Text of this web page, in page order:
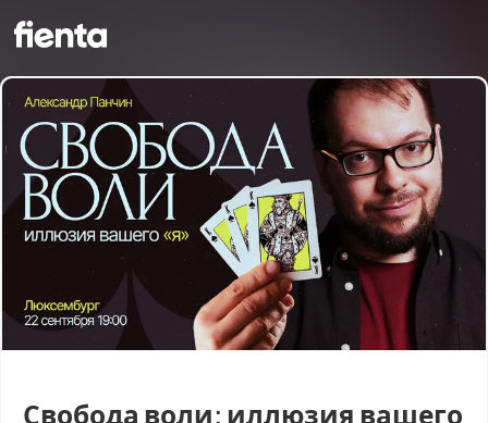
Свобода воли: иллюзия вашего